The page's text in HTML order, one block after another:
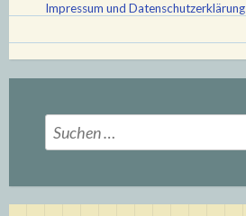
Impressum und Datenschutzerklärung
Suchen
nach: